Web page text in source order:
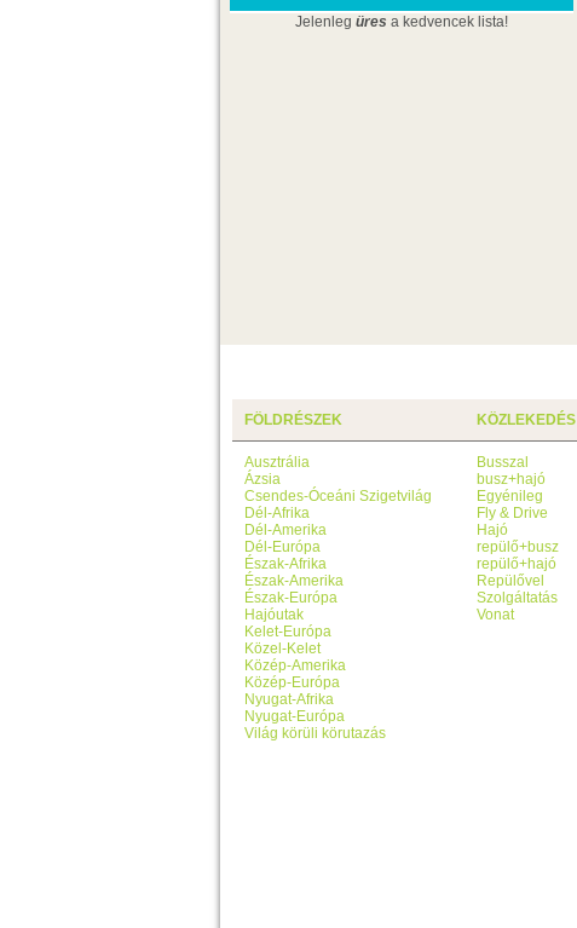
Jelenleg üres a kedvencek lista!
FÖLDRÉSZEK
Ausztrália
Ázsia
Csendes-Óceáni Szigetvilág
Dél-Afrika
Dél-Amerika
Dél-Európa
Észak-Afrika
Észak-Amerika
Észak-Európa
Hajóutak
Kelet-Európa
Közel-Kelet
Közép-Amerika
Közép-Európa
Nyugat-Afrika
Nyugat-Európa
Világ körüli körutazás
KÖZLEKEDÉS
Busszal
busz+hajó
Egyénileg
Fly & Drive
Hajó
repülő+busz
repülő+hajó
Repülővel
Szolgáltatás
Vonat